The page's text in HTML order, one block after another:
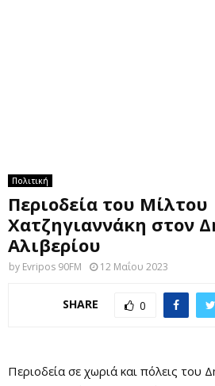
Πολιτική
Περιοδεία του Μίλτου
Χατζηγιαννάκη στον
Αλιβερίου
by Evripos 90FM 12 Μαΐου 2023
SHARE 0
Περιοδεία σε χωριά και πόλεις του